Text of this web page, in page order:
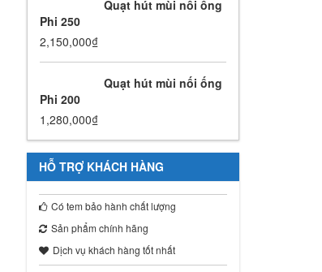
Quạt hút mùi nối ống
Phi 250
2,150,000₫
Quạt hút mùi nối ống
Phi 200
1,280,000₫
HỖ TRỢ KHÁCH HÀNG
Có tem bảo hành chất lượng
Sản phẩm chính hãng
Dịch vụ khách hàng tốt nhất